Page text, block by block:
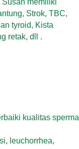
memiliki
Strok, TBC,
tyroid, Kista
retak, dll .
kualitas sperma
leuchorrhea,